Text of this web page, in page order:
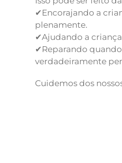
✔Encorajando a
plenamente.
✔Ajudando a
✔Reparando
verdadeiramente
Cuidemos dos